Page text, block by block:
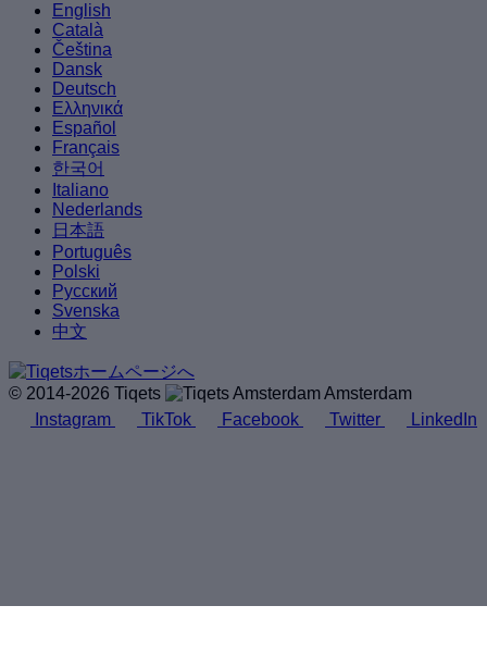
English
Català
Čeština
Dansk
Deutsch
Ελληνικά
Español
Français
한국어
Italiano
Nederlands
日本語
Português
Polski
Русский
Svenska
中文
© 2014-2026 Tiqets
Amsterdam
Instagram
TikTok Facebook Twitter LinkedIn